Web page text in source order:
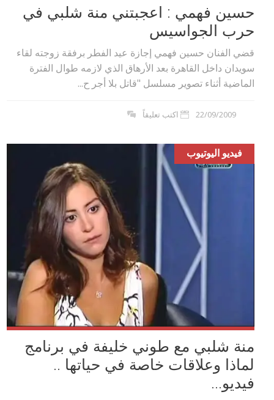
حسين فهمي : اعجبتني منة شلبي في
حرب الجواسيس
قضي الفنان حسين فهمي إجازة عيد الفطر برفقة زوجته لقاء
سويدان داخل القاهرة بعد الأرهاق الذي لازمه طوال الفترة
الماضية أثناء تصوير مسلسل "قاتل بلا أجر ح...
22/09/2009 اكتب تعليقاً
فيديو اليوتيوب
منة شلبي مع طوني خليفة في برنامج
لماذا وعلاقات خاصة في حياتها ..
فيديو...